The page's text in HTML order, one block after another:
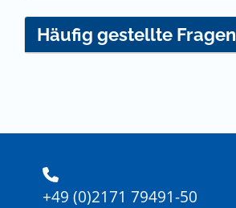
Häufig gestellte Fragen
+49 (0)2171 79491-50